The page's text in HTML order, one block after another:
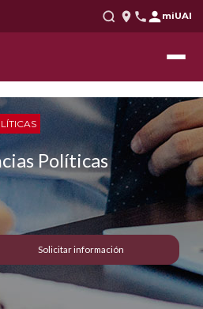
miUAI
Políticas
Solicitar información